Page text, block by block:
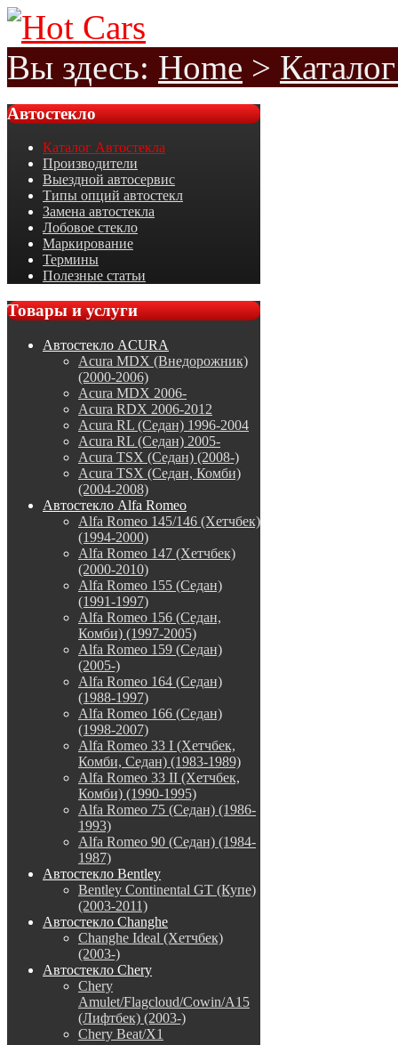
Вы здесь: Home >
Автостекло
Каталог Автостекла
Производители
Выездной автосервис
Типы опций автостекл
Замена автостекла
Лобовое стекло
Маркирование
Термины
Полезные статьи
Товарыи услуги
Автостекло ACURA
Acura MDX (Внедорожник)
(2000-2006)
Acura MDX 2006-
Acura RDX 2006-2012
Acura RL (Седан) 1996-2004
Acura RL (Седан) 2005-
Acura TSX (Седан) (2008-)
Acura TSX (Седан, Комби)
(2004-2008)
Автостекло Alfa Romeo
Alfa Romeo 145/146 (Хетчбек)
(1994-2000)
Alfa Romeo 147 (Хетчбек)
(2000-2010)
Alfa Romeo 155 (Седан)
(1991-1997)
Alfa Romeo 156 (Седан,
Комби) (1997-2005)
Alfa Romeo 159 (Седан)
(2005-)
Alfa Romeo 164 (Седан)
(1988-1997)
Alfa Romeo 166 (Седан)
(1998-2007)
Alfa Romeo 33 I (Хетчбек,
Комби, Седан) (1983-1989)
Alfa Romeo 33 II (Хетчбек,
Комби) (1990-1995)
Alfa Romeo 75 (Седан) (1986-
1993)
Alfa Romeo 90 (Седан) (1984-
1987)
Автостекло Bentley
Bentley Continental GT (Купе)
(2003-2011)
Автостекло Changhe
Changhe Ideal (Хетчбек)
(2003-)
Автостекло Chery
Chery
Amulet/Flagcloud/Cowin/A15
(Лифтбек) (2003-)
Chery Beat/X1